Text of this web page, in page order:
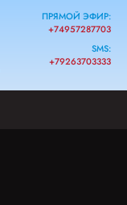
ПРЯМОЙ ЭФИР:
+74957287703
SMS:
+79263703333